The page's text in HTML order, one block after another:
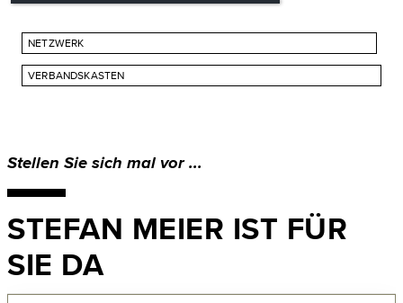
NETZWERK
VERBANDSKASTEN
Stellen Sie sich mal vor ...
STEFAN MEIER IST FÜR
SIE DA